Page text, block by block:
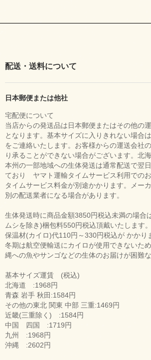
配送・送料について
日本郵便または他社
宅配便について
当店からの発送品は日本郵便またはその他の
となります。基本サイズに入りきれない場合
をご連絡いたします。お客様からの運送会社
り承ることができない場合がございます。北
本州の一部地域への生体発送は通常配送で翌
ており ヤマト運輸タイムサービス利用でのお
タイムサービス料金が別途かかります。メー
別の配送業者になる場合があります。
生体発送時に商品金額3850円税込未満の場合
ムシを除き)梱包料550円税込頂戴いたします
保温材(カイロ)代110円～330円税込が かかり
冬期は航空便輸送にカイロが使用できないた
縄への魚やサンゴなどの生体のお届けが困難
基本サイズ運賃 (税込)
北海道 :1968円
青森 岩手 秋田:1584円
その他の東北 関東 中部 三重:1469円
近畿(三重除く) :1584円
中国 四国 :1719円
九州 :1968円
沖縄 :2602円